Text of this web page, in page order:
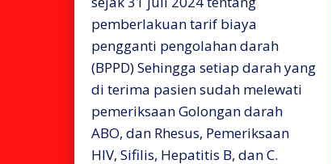
pemberlakuan tarif biaya
pengganti pengolahan darah
(BPPD) Sehingga setiap darah yang
di terima pasien sudah melewati
pemeriksaan Golongan darah
ABO, dan Rhesus, Pemeriksaan
HIV, Sifilis, Hepatitis B, dan C.